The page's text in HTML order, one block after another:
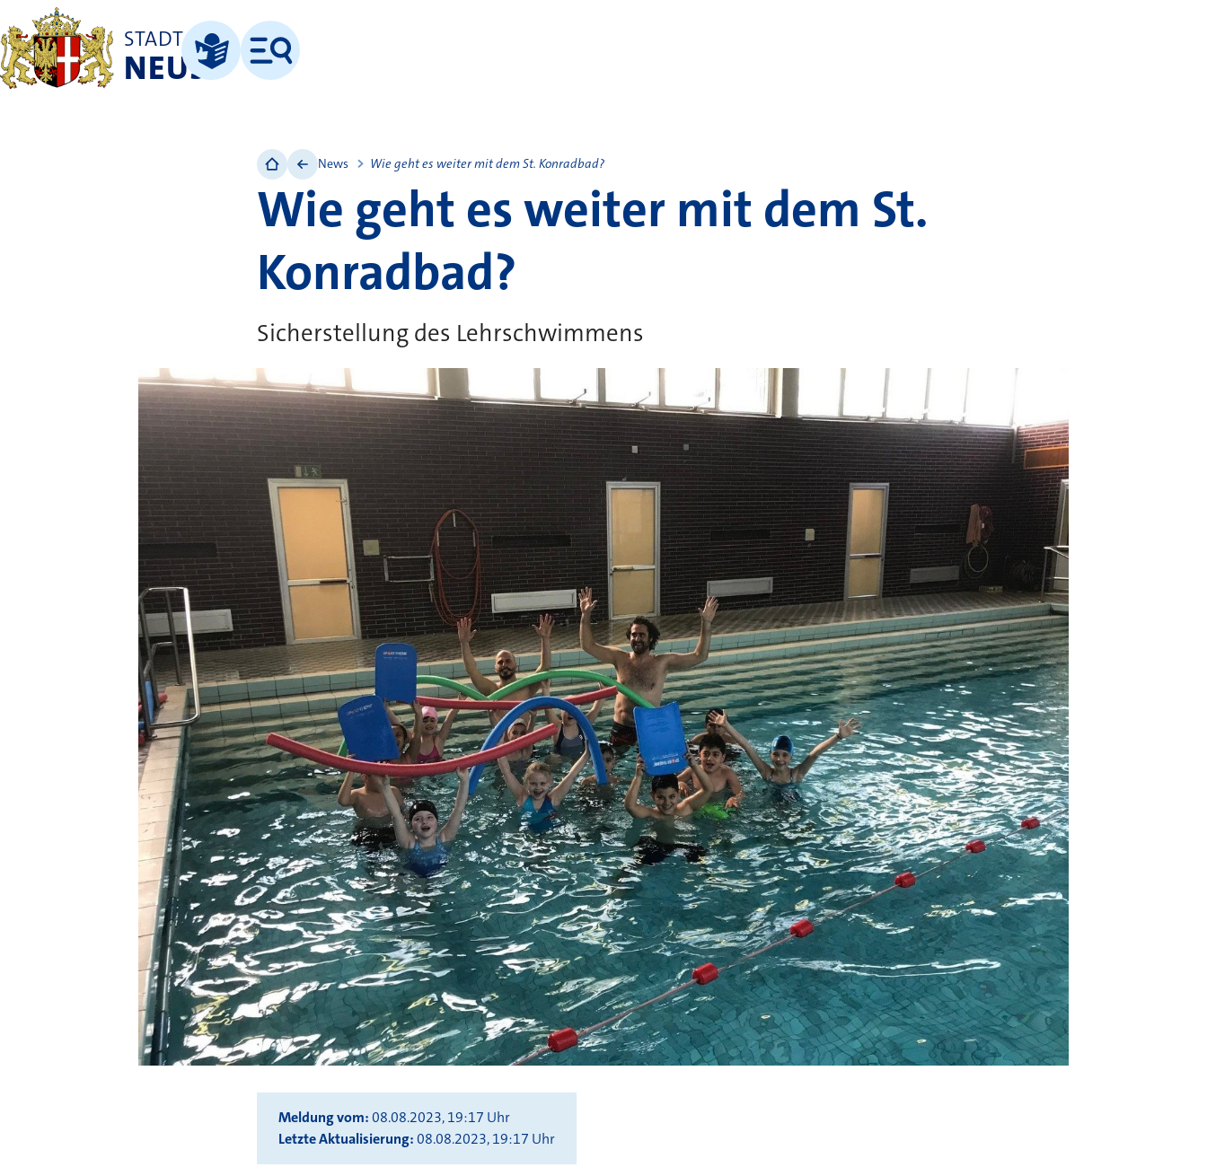
STADT
NEUSSLeichte Sprache
Menü
News Wie geht es weiter mit dem St. Konradbad?
Wie geht es weiter mit dem St.
Konradbad?
Sicherstellung des Lehrschwimmens
Meldung vom 08.08.2023, 19:17 Uhr
Letzte Aktualisierung 08.08.2023, 19:17 Uhr